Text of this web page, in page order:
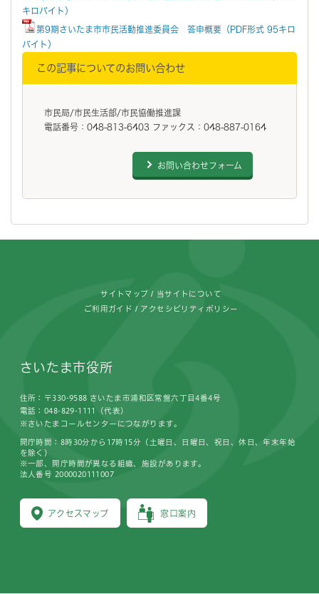
キロバイト）
第9期さいたま市市民活動推進委員会 答申概要（PDF形式 95キロ
バイト）
この記事についてのお問い合わせ
市民局/市民生活部/市民協働推進課
電話番号：048-813-6403 ファックス：048-887-0164
お問い合わせフォーム
サイトマップ 当サイトについて
ご利用ガイド アクセシビリティポリシー
さいたま市役所
住所：〒330-9588 さいたま市浦和区常盤六丁目4番4号
電話：048-829-1111（代表）
※さいたまコールセンターにつながります。
アクセスマップ 窓口案内
開庁時間：8時30分から17時15分（土曜日、日曜日、祝日、休日、年末年始
を除く）
※一部、開庁時間が異なる組織、施設があります。
法人番号 2000020111007